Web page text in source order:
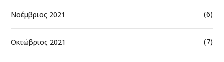
Νοέμβριος 2021 (6)
Οκτώβριος 2021 (7)